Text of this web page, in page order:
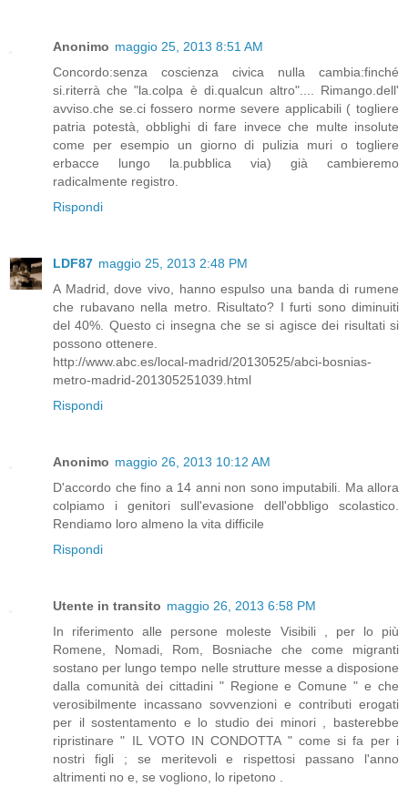
Anonimo maggio 25, 2013 8:51 AM
Concordo:senza coscienza civica nulla cambia:finché
si.riterrà che "la.colpa è di.qualcun altro".... Rimango.dell'
avviso.che se.ci fossero norme severe applicabili ( togliere
patria potestà, obblighi di fare invece che multe insolute
come per esempio un giorno di pulizia muri o togliere
erbacce lungo la.pubblica via) già cambieremo
radicalmente registro.
Rispondi
LDF87 maggio 25, 2013 2:48 PM
A Madrid, dove vivo, hanno espulso una banda di rumene
che rubavano nella metro. Risultato? I furti sono diminuiti
del 40%. Questo ci insegna che se si agisce dei risultati si
possono ottenere.
http://www.abc.es/local-madrid/20130525/abci-bosnias-
metro-madrid-201305251039.html
Rispondi
Anonimo maggio 26, 2013 10:12 AM
D'accordo che fino a 14 anni non sono imputabili. Ma allora
colpiamo i genitori sull'evasione dell'obbligo scolastico.
Rendiamo loro almeno la vita difficile
Rispondi
Utente in transito maggio 26, 2013 6:58 PM
In riferimento alle persone moleste Visibili , per lo più
Romene, Nomadi, Rom, Bosniache che come migranti
sostano per lungo tempo nelle strutture messe a disposione
dalla comunità dei cittadini " Regione e Comune " e che
verosibilmente incassano sovvenzioni e contributi erogati
per il sostentamento e lo studio dei minori , basterebbe
ripristinare " IL VOTO IN CONDOTTA " come si fa per i
nostri figli ; se meritevoli e rispettosi passano l'anno
altrimenti no e, se vogliono, lo ripetono .